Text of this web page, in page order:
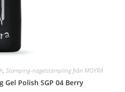
, Stamping-nagelstämpling från MOYRA
Gel Polish SGP 04 Berry